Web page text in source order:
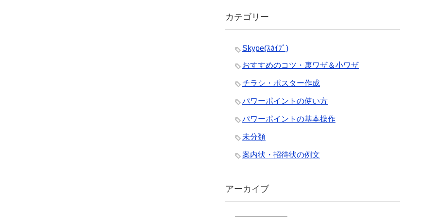
カテゴリー
Skype(ｽｶｲﾌﾟ)
おすすめのコツ・裏ワザ＆小ワザ
チラシ・ポスター作成
パワーポイントの使い方
パワーポイントの基本操作
未分類
案内状・招待状の例文
アーカイブ